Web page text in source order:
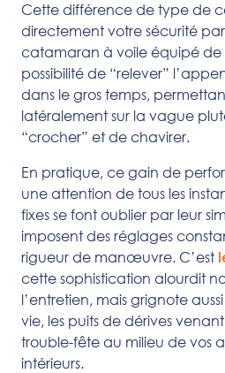
Cette différence de type de
directement votre sécurité
catamaran à voile équipé de
possibilité de “relever”
dans le gros temps,
latéralement sur la vague
“crocher” et de chavirer.
En pratique, ce gain de
une attention de tous les
fixes se font oublier par leur
imposent des réglages
rigueur de manœuvre. C’est
cette sophistication alourdit
l’entretien, mais grignote
vie, les puits de dérives
trouble-fête au milieu de vos
intérieurs.